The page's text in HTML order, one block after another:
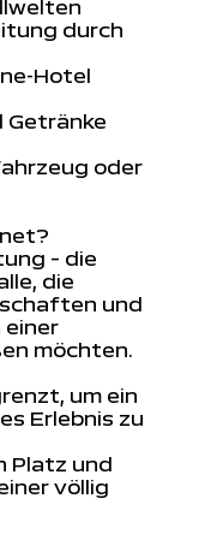
durch
Hotel
Getränke
oder
– die
die
und
einer
möchten.
um ein
Erlebnis zu
Platz und
völlig